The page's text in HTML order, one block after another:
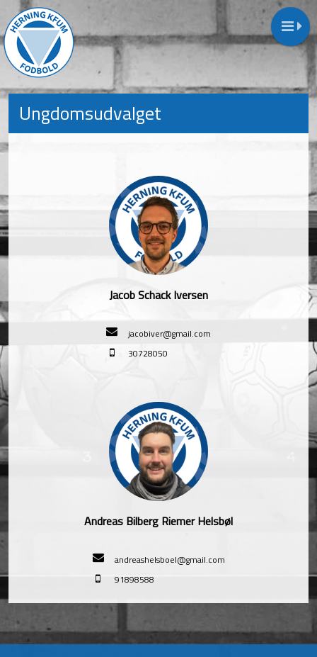
Ungdomsudvalget
Jacob Schack Iversen
jacobiver@gmail.com
30728050
Andreas Bilberg Riemer Helsbøl
andreashelsboel@gmail.com
91898588